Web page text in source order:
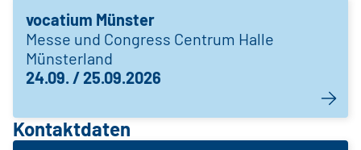
vocatium Münster
Messe und Congress Centrum Halle
Münsterland
24.09. / 25.09.2026
Kontaktdaten